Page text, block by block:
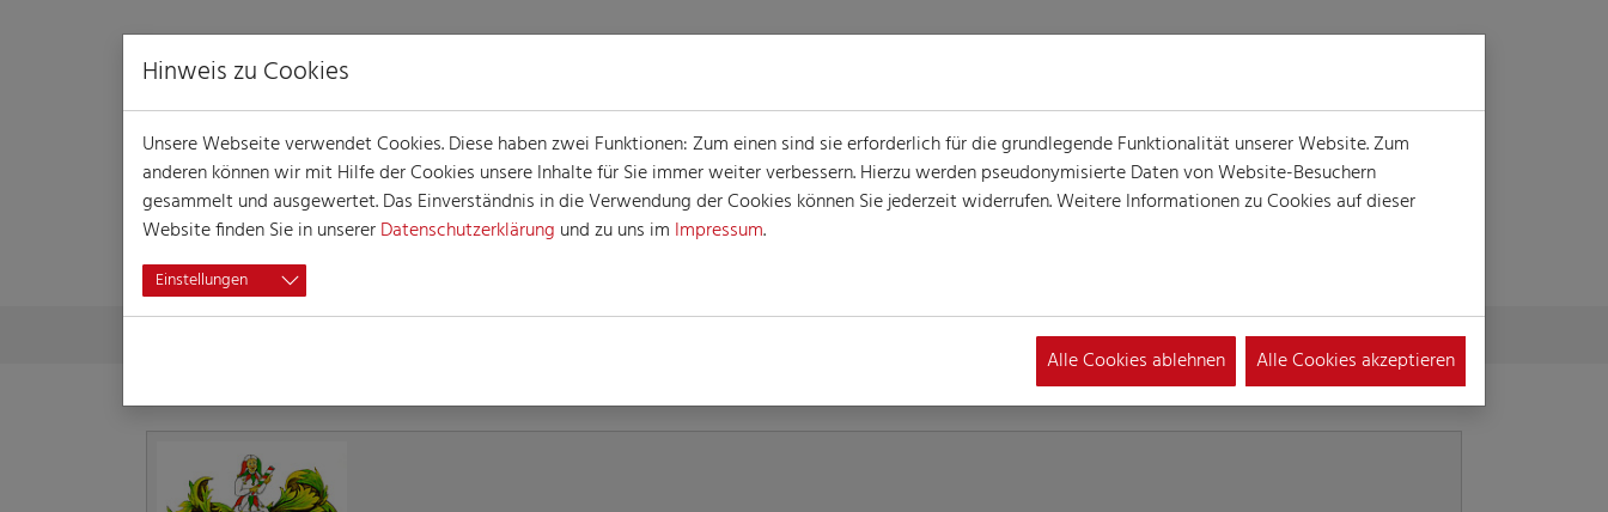
DETAILLIERTE INFORMATIONEN
Skip to main contentYou are here:
Hinweis zu Cookies
Unsere Webseite verwendet Cookies. Diese haben zwei Funktionen: Zum einen sind sie erforderlich für die grundlegende Funktionalität unserer Website. Zum
anderen können wir mit Hilfe der Cookies unsere Inhalte für Sie immer weiter verbessern. Hierzu werden pseudonymisierte Daten von Website-Besuchern
gesammelt und ausgewertet. Das Einverständnis in die Verwendung der Cookies können Sie jederzeit widerrufen. Weitere Informationen zu Cookies auf dieser
Website finden Sie in unsererDatenschutzerklärung und zu uns im Impressum.
Einstellungen
Alle Cookies ablehnen Alle Cookies akzeptieren